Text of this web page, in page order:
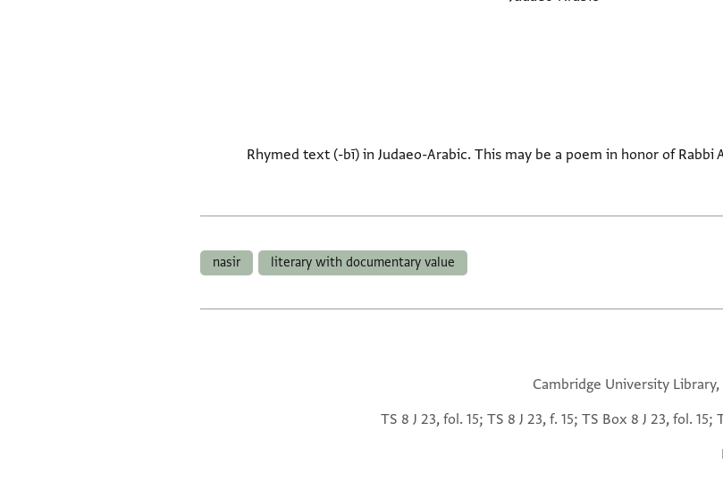
Rhymed text (-bī) in Judaeo-Arabic. This may be a poem in honor of Rabbi
literary with documentary value
nasir
Cambridge University
TS 8 J 23, fol. 15; TS 8 J 23, f. 15; TS Box 8 J 23, fol. 15;